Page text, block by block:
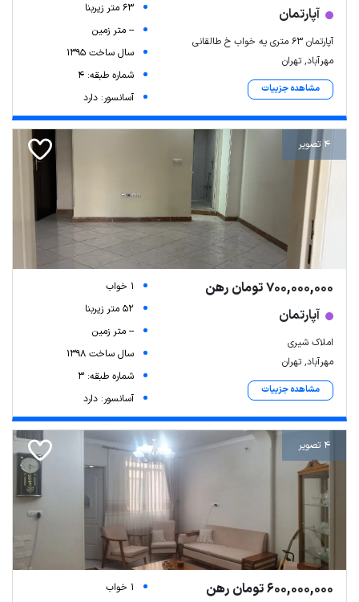
آپارتمان
آپارتمان ۶۳ متری یه خواب خ طالقانی
مهرآباد, تهران
مشاهده جزییات
63 متر زیربنا
-- متر زمین
سال ساخت 1395
شماره طبقه: 4
آسانسور: دارد
4 تصویر
700,000,000 تومان رهن
آپارتمان
املاک شیری
مهرآباد, تهران
مشاهده جزییات
1 خواب
52 متر زیربنا
-- متر زمین
سال ساخت 1398
شماره طبقه: 3
آسانسور: دارد
4 تصویر
600,000,000 تومان رهن
1 خواب